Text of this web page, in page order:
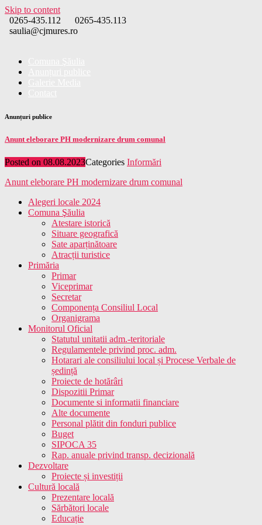
Skip to content
0265-435.112
0265-435.113
saulia@cjmures.ro
Anunțuri publice
Anunt eleborare PH modernizare drum comunal
Posted on 08.08.2023Categories Informări
Anunt eleborare PH modernizare drum comunal
Alegeri locale 2024
Comuna Şăulia
Atestare istorică
Situare geografică
Sate aparținătoare
Atracții turistice
Primăria
Primar
Viceprimar
Secretar
Componența Consiliul Local
Organigrama
Monitorul Oficial
Statutul unitatii adm.-teritoriale
Regulamentele privind proc. adm.
Hotarari ale consiliului local și Procese Verbale de
ședință
Proiecte de hotărâri
Dispozitii Primar
Documente si informatii financiare
Alte documente
Personal plătit din fonduri publice
Buget
SIPOCA 35
Rap. anuale privind transp. decizională
Dezvoltare
Proiecte și investiții
Cultură locală
Prezentare locală
Sărbători locale
Educație